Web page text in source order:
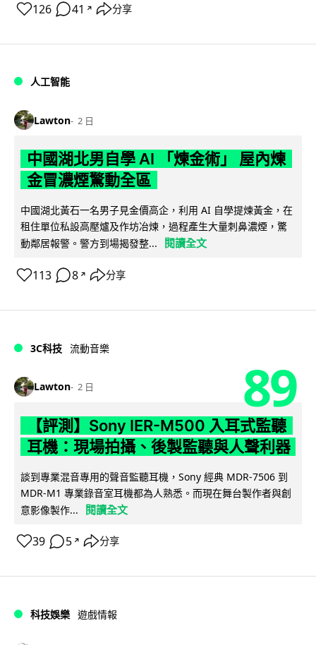
126 41 ↗ 分享
人工智能
Lawton 2 日
中國湖北男自學 AI 「煉金術」 屋內煉
金冒濃煙驚動全區
中國湖北黃石一名男子見金價高企，利用 AI 自學提煉黃金，在
租住單位私設高壓爐及作坊冶煉，過程產生大量刺鼻濃煙，驚
動鄰居報警。警方到場揭發整...
閱讀全文
113 8 ↗ 分享
3C科技 流動音樂
Lawton 2 日 89
【評測】Sony IER-M500 入耳式監聽
耳機：現場拍攝、後製監聽與人聲利器
談到專業混音專用的聲音監聽耳機，Sony 經典 MDR-7506 到
MDR-M1 專業錄音室耳機都為人熟悉。而現在舞台製作者與創
意影像製作...
閱讀全文
39 5 ↗ 分享
科技娛樂 遊戲情報